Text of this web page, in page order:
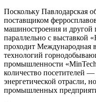
Поскольку Павлодарская
поставщиком
машиностроения и
параллельно с выставкой
проходит Международная
технологий
промышленности
количество посетителей
энергетической отрасли,
промышленных